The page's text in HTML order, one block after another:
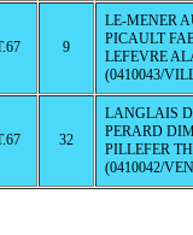
9
LE-MENER
PICAULT
LEFEVRE
(0410043/
32
LANGLAIS
PERARD
PILLEFER
(0410042/